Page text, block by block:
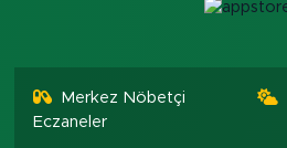
Merkez Nöbetçi
Eczaneler